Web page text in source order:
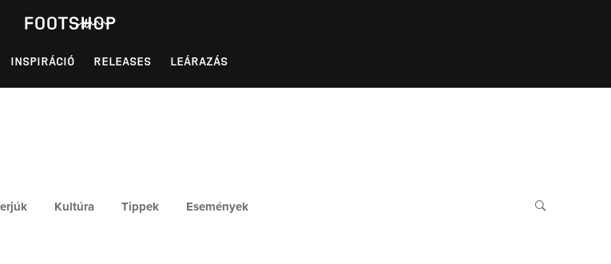
INSPIRÁCIÓ RELEASES LEÁRAZÁS
Kultúra Tippek Események